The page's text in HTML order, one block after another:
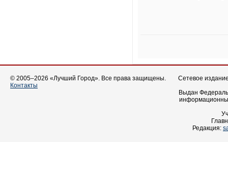
© 2005–2026 «Лучший Город». Все права защищены.
Контакты
Сетевое
Выдан
Редакция: